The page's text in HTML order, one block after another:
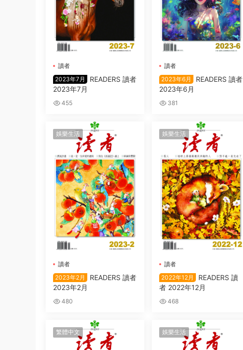
讀者
2023年7月
READERS 讀者
2023年7月
455
讀者
2023年6月
READERS 讀者
2023年6月
381
娛樂生活
讀者
2023年2月
READERS 讀者
2023年2月
480
娛樂生活
讀者
2022年12月
READERS 讀
者 2022年12月
468
繁體中文 娛樂生活